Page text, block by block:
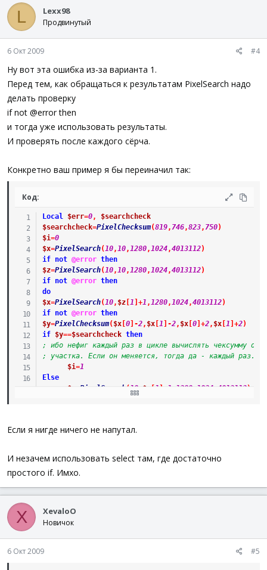
L Lexx98
Продвинутый
6 Окт 2009 #4
Ну вот эта ошибка из-за варианта 1.
Перед тем, как обращаться к результатам PixelSearch надо
делать проверку
if not @error then
и тогда уже использовать результаты.
И проверять после каждого сёрча.
Конкретно ваш пример я бы переиначил так:
Код:
Local $err=0,
$searchcheck
$searchcheck=PixelChecksum(819,746,823,750)
$i=0
$x=PixelSearch(10,10,1280,1024,4013112)
if
not @error then
$z=PixelSearch(10,10,1280,1024,4013112)
if
not @error then
do
$x=PixelSearch(10, $z[ 1 +1 ,1280,1024,4013112)
if
not @error then
$y=PixelChecksum( $x[ 0] -2, $x[ 1 -2, $x[ 0] +2, $x[ 1 +2)
if
$y==$searchcheck then
; ибо нефиг каждый раз в цикле вычислять чексумму
; участка. Если он меняется, тогда да - каждый раз.
$i=1
Else
$z
PixelSearch ( 10, $x [ 1 ] 1 1280, 1024, 4013112)
Until $i=1 or (not
if
$i ==1 or not @error
then
run ('notepad.exe'
send($x[0])
($x
;что угодно, к примеру вывод сообщения о ложном
endif
Если я нигде ничего не напутал.
И незачем использовать select там, где достаточно
простого if. Имхо.
X XevaloO
Новичок
6 Окт 2009 #5